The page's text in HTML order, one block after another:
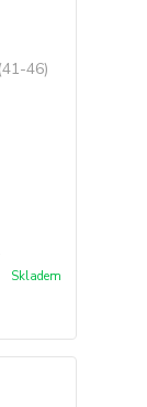
Skladem